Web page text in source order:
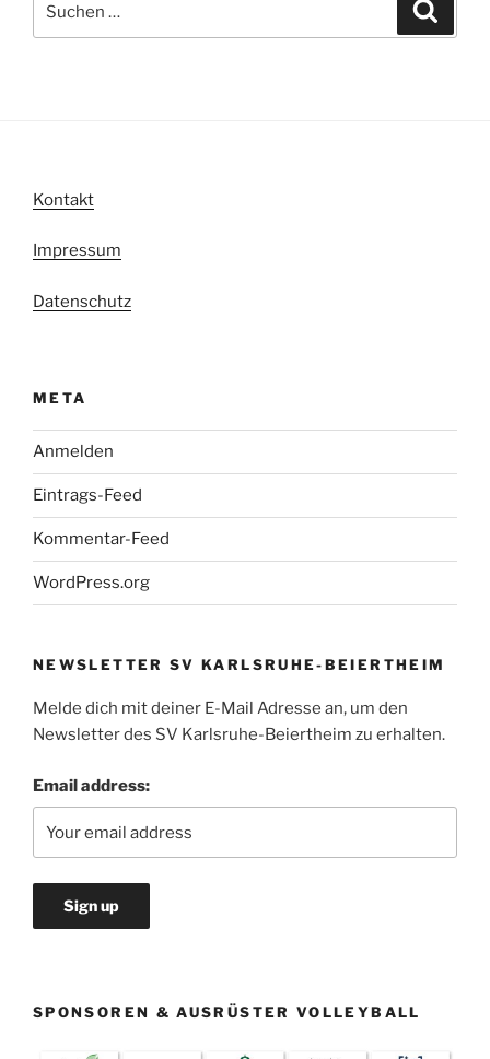
nach:
Kontakt
Impressum
Datenschutz
META
Anmelden
Eintrags-Feed
Kommentar-Feed
WordPress.org
NEWSLETTER SV KARLSRUHE-BEIERTHEIM
Melde dich mit deiner E-Mail Adresse an, um den
Newsletter des SV Karlsruhe-Beiertheim zu erhalten.
Email address:
SPONSOREN & AUSRÜSTER VOLLEYBALL